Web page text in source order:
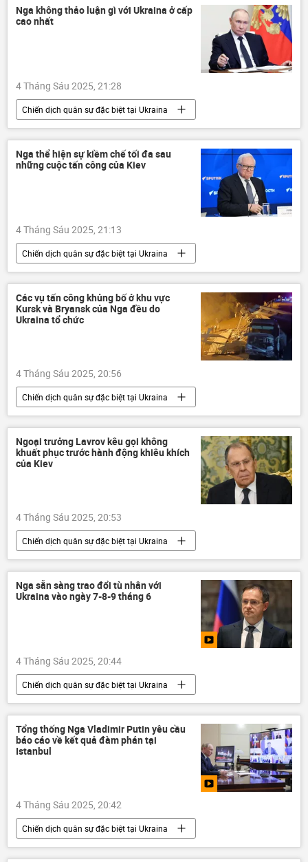
thông tin
công chức tỉnh thành
Nga không thảo luận gì với Ukraina ở cấp
cao nhất
4 Tháng Sáu 2025, 21:28
Chiến dịch quân sự đặc biệt tại Ukraina
Thế giới
Nga
Vladimir Putin
Ukraina
Cuộc khủng hoảng ở Ukraina
Chính trị
xung đột quân sự
Nga thể hiện sự kiềm chế tối đa sau
những cuộc tấn công của Kiev
4 Tháng Sáu 2025, 21:13
Chiến dịch quân sự đặc biệt tại Ukraina
Thế giới
Nga
Sergei Ryabkov
Ukraina
Cuộc khủng hoảng ở Ukraina
xung đột quân sự
Chính trị
Các vụ tấn công khủng bố ở khu vực
Kursk và Bryansk của Nga đều do
Ukraina tổ chức
4 Tháng Sáu 2025, 20:56
Chiến dịch quân sự đặc biệt tại Ukraina
Thế giới
Nga
Ukraina
Cuộc khủng hoảng ở Ukraina
tấn công
Kursk
Chính phủ
đường sắt
Ngoại trưởng Lavrov kêu gọi không
khuất phục trước hành động khiêu khích
của Kiev
4 Tháng Sáu 2025, 20:53
Chiến dịch quân sự đặc biệt tại Ukraina
Thế giới
Nga
Bộ Ngoại giao Nga
Sergey Lavrov
Vladimir Putin
Ukraina
Cuộc khủng hoảng ở Ukraina
Nga sẵn sàng trao đổi tù nhân với
Ukraina vào ngày 7-8-9 tháng 6
4 Tháng Sáu 2025, 20:44
Chiến dịch quân sự đặc biệt tại Ukraina
Thế giới
Nga
Vladimir Putin
Vladimir Medinsky
Đàm phán Nga-Ukraina tại Istanbul - 2025
Tổng thống Nga Vladimir Putin yêu cầu
báo cáo về kết quả đàm phán tại
Istanbul
4 Tháng Sáu 2025, 20:42
Chiến dịch quân sự đặc biệt tại Ukraina
Thế giới
Nga Điện Kremlin